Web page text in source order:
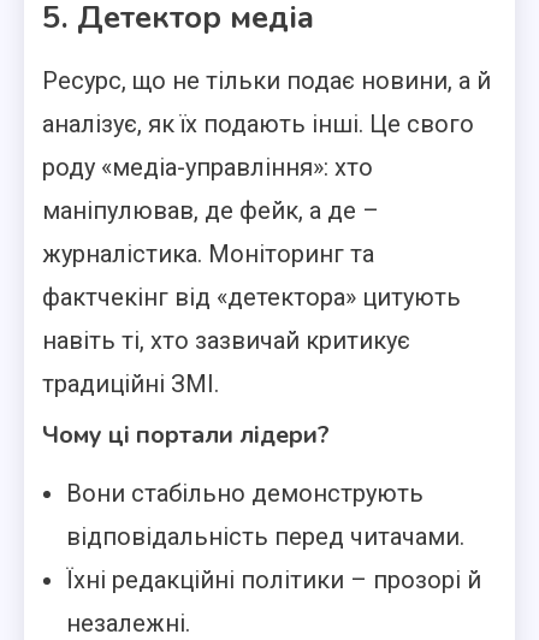
5. Детектор медіа
Ресурс, що не тільки подає новини, а й
аналізує, як їх подають інші. Це свого
роду «медіа-управління»: хто
маніпулював, де фейк, а де –
журналістика. Моніторинг та
фактчекінг від «детектора» цитують
навіть ті, хто зазвичай критикує
традиційні ЗМІ.
Чому ці портали лідери?
Вони стабільно демонструють
відповідальність перед читачами.
Їхні редакційні політики – прозорі й
незалежні.